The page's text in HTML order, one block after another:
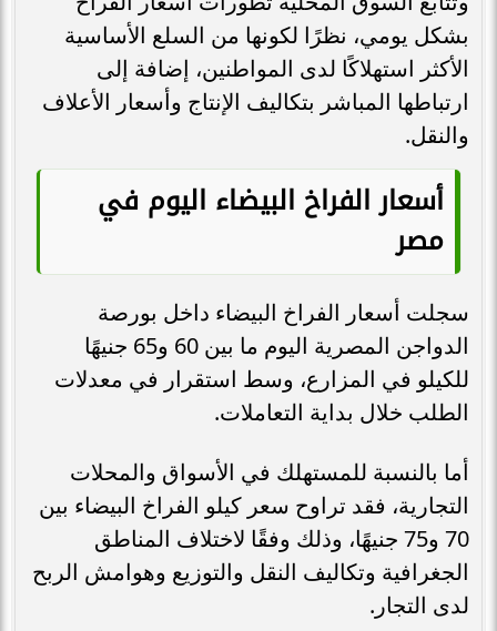
بشكل يومي، نظرًا لكونها من السلع الأساسية
الأكثر استهلاكًا لدى المواطنين، إضافة إلى
ارتباطها المباشر بتكاليف الإنتاج وأسعار الأعلاف
والنقل.
أسعار الفراخ البيضاء اليوم في
مصر
سجلت أسعار الفراخ البيضاء داخل بورصة
الدواجن المصرية اليوم ما بين 60 و65 جنيهًا
للكيلو في المزارع، وسط استقرار في معدلات
الطلب خلال بداية التعاملات.
أما بالنسبة للمستهلك في الأسواق والمحلات
التجارية، فقد تراوح سعر كيلو الفراخ البيضاء بين
70 و75 جنيهًا، وذلك وفقًا لاختلاف المناطق
الجغرافية وتكاليف النقل والتوزيع وهوامش الربح
لدى التجار.